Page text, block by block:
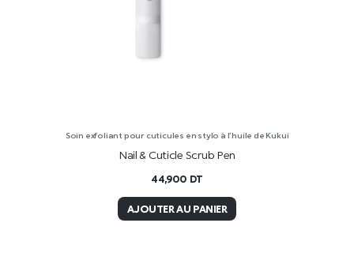
Soin exfoliant pour cuticules en stylo à l’huile de Kukui
Nail & Cuticle Scrub Pen
44,900 DT
AJOUTER AU PANIER